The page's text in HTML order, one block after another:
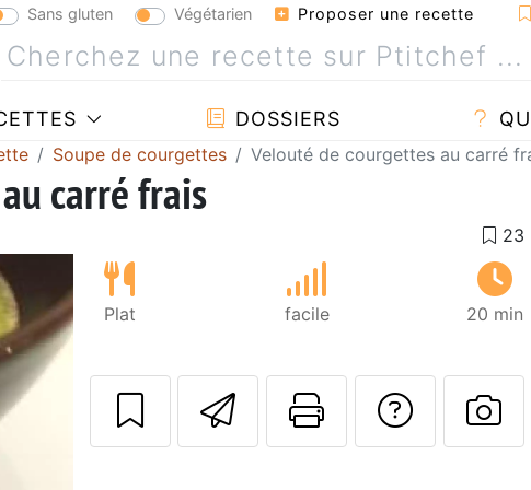
Sans gluten Végétarien Proposer une recette
DOSSIERS
Soupe de courgettes Velouté de courgettes au carré
carré frais
Plat facile 20 min
Envoyer cette
Imprimer